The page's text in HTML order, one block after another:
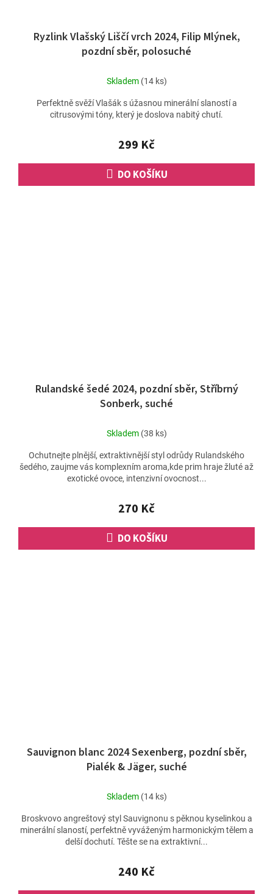
Ryzlink Vlašský Liščí vrch 2024, Filip Mlýnek,
pozdní sběr, polosuché
Skladem (14 ks)
299 Kč
DO KOŠÍKU
Perfektně svěží Vlašák s úžasnou minerální slaností a
citrusovými tóny, který je doslova nabitý chutí.
Rulandské šedé 2024, pozdní sběr, Stříbrný
Sonberk, suché
Skladem (38 ks)
270 Kč
DO KOŠÍKU
Ochutnejte plnější, extraktivnější styl odrůdy Rulandského
šedého, zaujme vás komplexním aroma,kde prim hraje žluté až
exotické ovoce, intenzivní ovocnost...
Sauvignon blanc 2024 Sexenberg, pozdní sběr,
Pialék & Jäger, suché
Skladem (14 ks)
240 Kč
Broskvovo angreštový styl Sauvignonu s pěknou kyselinkou a
minerální slaností, perfektně vyváženým harmonickým tělem a
delší dochutí. Těšte se na extraktivní...